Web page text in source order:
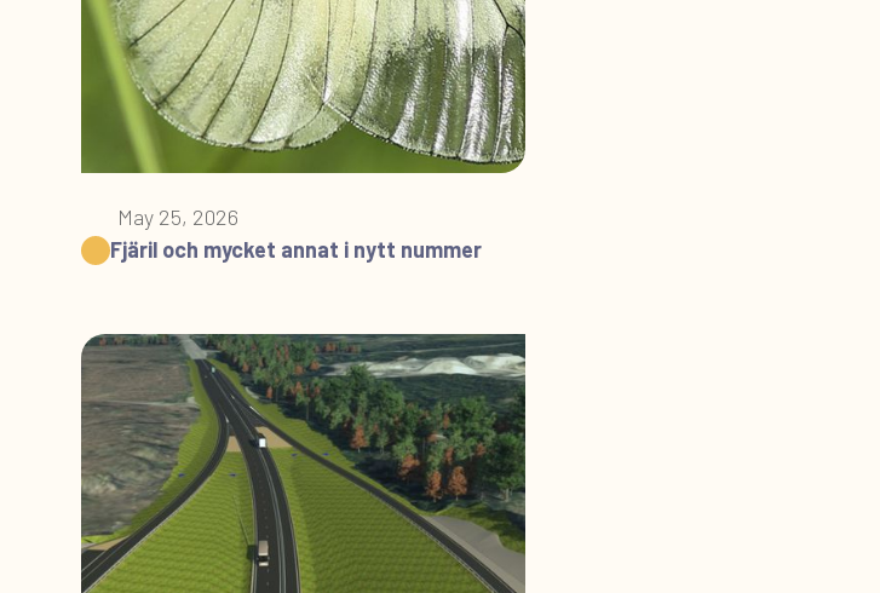
May 25, 2026
Fjäril och mycket annat i nytt nummer